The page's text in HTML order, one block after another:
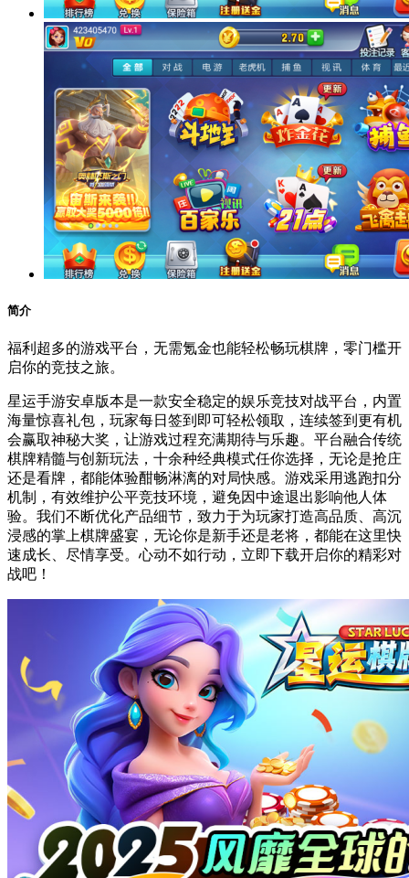
简介
福利超多的游戏平台，无需氪金也能轻松畅玩棋牌，零门槛开
启你的竞技之旅。
星运手游安卓版本是一款安全稳定的娱乐竞技对战平台，内置
海量惊喜礼包，玩家每日签到即可轻松领取，连续签到更有机
会赢取神秘大奖，让游戏过程充满期待与乐趣。平台融合传统
棋牌精髓与创新玩法，十余种经典模式任你选择，无论是抢庄
还是看牌，都能体验酣畅淋漓的对局快感。游戏采用逃跑扣分
机制，有效维护公平竞技环境，避免因中途退出影响他人体
验。我们不断优化产品细节，致力于为玩家打造高品质、高沉
浸感的掌上棋牌盛宴，无论你是新手还是老将，都能在这里快
速成长、尽情享受。心动不如行动，立即下载开启你的精彩对
战吧！